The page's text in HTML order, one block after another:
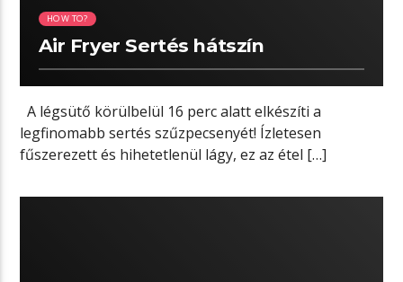
HOW TO?
Air Fryer Sertés hátszín
A légsütő körülbelül 16 perc alatt elkészíti a
legfinomabb sertés szűzpecsenyét! Ízletesen
fűszerezett és hihetetlenül lágy, ez az étel […]